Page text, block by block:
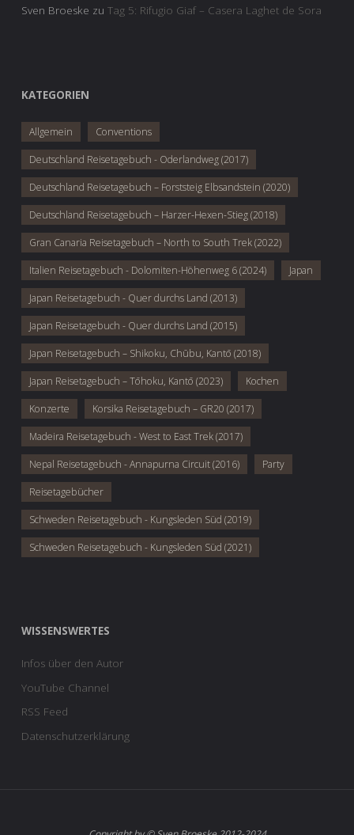
Sven Broeske zu Tag 5: Rifugio Giaf – Casera Laghet de Sora
KATEGORIEN
Allgemein Conventions
Deutschland Reisetagebuch - Oderlandweg (2017)
Deutschland Reisetagebuch – Forststeig Elbsandstein (2020)
Deutschland Reisetagebuch – Harzer-Hexen-Stieg (2018)
Gran Canaria Reisetagebuch – North to South Trek (2022)
Italien Reisetagebuch - Dolomiten-Höhenweg 6 (2024) Japan
Japan Reisetagebuch - Quer durchs Land (2013)
Japan Reisetagebuch - Quer durchs Land (2015)
Japan Reisetagebuch – Shikoku, Chūbu, Kantō (2018)
Japan Reisetagebuch – Tōhoku, Kantō (2023) Kochen
Konzerte Korsika Reisetagebuch – GR20 (2017)
Madeira Reisetagebuch - West to East Trek (2017)
Nepal Reisetagebuch - Annapurna Circuit (2016) Party
Reisetagebücher
Schweden Reisetagebuch - Kungsleden Süd (2019)
Schweden Reisetagebuch - Kungsleden Süd (2021)
WISSENSWERTES
Infos über den Autor
YouTube Channel
RSS Feed
Datenschutzerklärung